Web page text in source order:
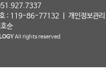
: 119-86-77132 ㅣ 개인정보관리
순
All rights reserved